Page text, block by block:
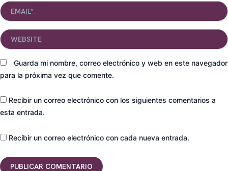
Email*
Guarda mi nombre, correo electrónico y web en este navegador
para la próxima vez que comente.
Website
Recibir un correo electrónico con los siguientes comentarios a
esta entrada.
Recibir un correo electrónico con cada nueva entrada.